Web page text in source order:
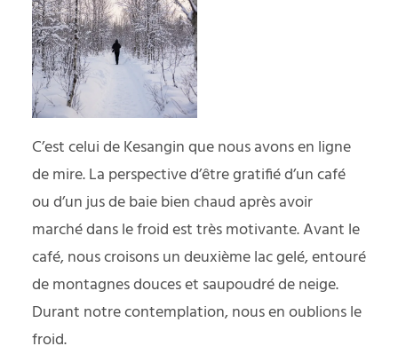
C’est celui de Kesangin que nous avons en ligne
de mire. La perspective d’être gratifié d’un café
ou d’un jus de baie bien chaud après avoir
marché dans le froid est très motivante. Avant le
café, nous croisons un deuxième lac gelé, entouré
de montagnes douces et saupoudré de neige.
Durant notre contemplation, nous en oublions le
froid.